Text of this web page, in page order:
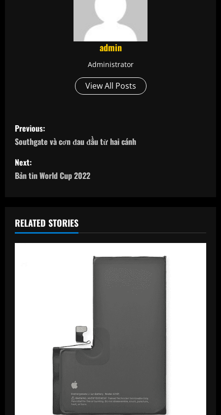
admin
Administrator
View All Posts
P
o
s
t
a
v
Previous:
Southgate và cơn đau đầu từ hai cánh
Next:
Bản tin World Cup 2022
RELATED STORIES